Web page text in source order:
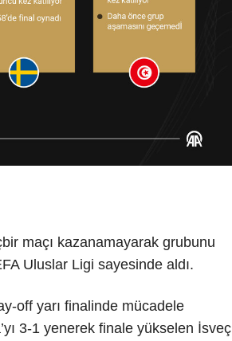
maçı kazanamayarak grubunu
Uluslar Ligi sayesinde aldı.
off yarı finalinde mücadele
3-1 yenerek finale yükselen İsveç